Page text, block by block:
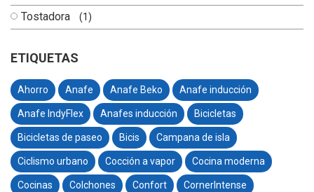
Tostadora (1)
ETIQUETAS
Ahorro Anafe Anafe Beko Anafe inducción
Anafe IndyFlex Anafes inducción Bicicletas
Bicicletas de paseo Bicis Campana de isla
Ciclismo urbano Cocción a vapor Cocina moderna
Cocinas Colchones Confort CornerIntense